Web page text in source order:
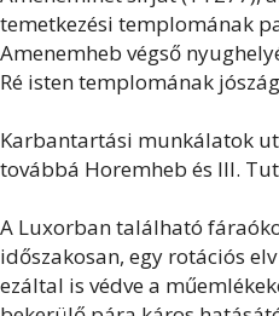
temetkezési templomának
Amenemheb végső
Ré isten templomának
Karbantartási munkálatok
továbbá Horemheb és III.
A Luxorban található
időszakosan, egy rotációs
ezáltal is védve a